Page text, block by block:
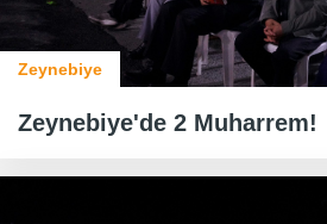
Zeynebiye
Zeynebiye'de 2 Muharrem!